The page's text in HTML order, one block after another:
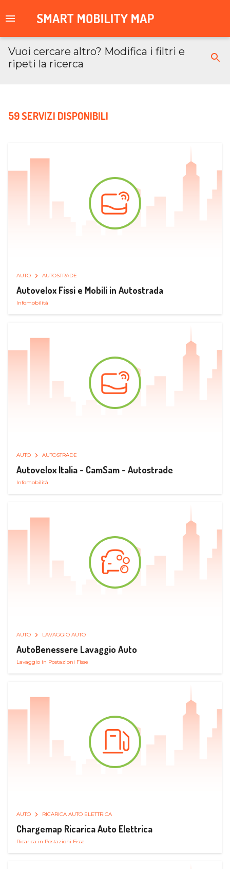
Vuoi cercare altro? Modifica i filtri e
ripeti la ricerca
59 SERVIZI DISPONIBILI
AUTO AUTOSTRADE
Autovelox Fissi e Mobili in Autostrada
Infomobilità
AUTO AUTOSTRADE
Autovelox Italia - CamSam - Autostrade
Infomobilità
AUTO LAVAGGIO AUTO
AutoBenessere Lavaggio Auto
Lavaggio in Postazioni Fisse
AUTO RICARICA AUTO ELETTRICA
Chargemap Ricarica Auto Elettrica
Ricarica in Postazioni Fisse